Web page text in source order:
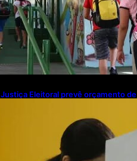
Justiça Eleitoral prevê orçamento de